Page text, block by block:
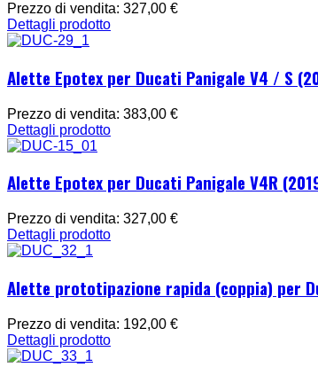
Prezzo di vendita: 327,00 €
Dettagli prodotto
Alette Epotex per Ducati Panigale V4 / S
Prezzo di vendita: 383,00 €
Dettagli prodotto
Alette Epotex per Ducati Panigale V4R
Prezzo di vendita: 327,00 €
Dettagli prodotto
Alette prototipazione rapida (coppia) per
Prezzo di vendita: 192,00 €
Dettagli prodotto